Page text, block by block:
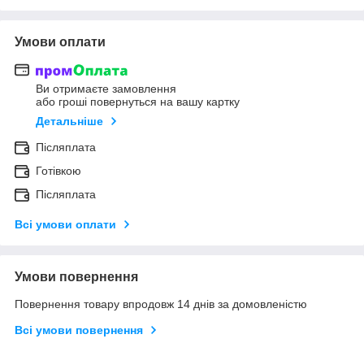
Умови оплати
Ви отримаєте замовлення
або гроші повернуться на вашу картку
Детальніше
Післяплата
Готівкою
Післяплата
Всі умови оплати
Умови повернення
Повернення товару впродовж 14 днів за домовленістю
Всі умови повернення